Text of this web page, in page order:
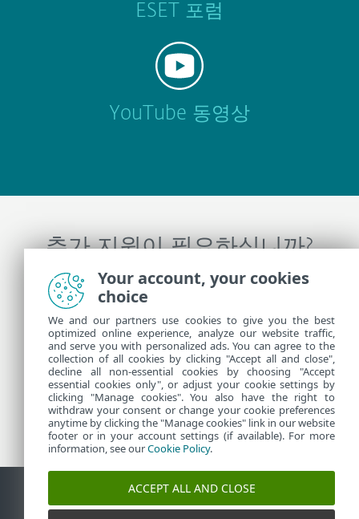
ESET 포럼
YouTube 동영상
추가 지원이 필요하십니까?
ESET 기술 지원에 문의
추가 정보
지원 뉴스
고객 공지
Your account, your cookies
choice
We and our partners use cookies to give you the best
optimized online experience, analyze our website traffic,
and serve you with personalized ads. You can agree to the
collection of all cookies by clicking "Accept all and close",
decline all non-essential cookies by choosing "Accept
essential cookies only", or adjust your cookie settings by
clicking "Manage cookies". You also have the right to
withdraw your consent or change your cookie preferences
anytime by clicking the "Manage cookies" link in our website
footer or in your account settings (if available). For more
information, see ourCookie Policy.
ACCEPT ALL AND CLOSE